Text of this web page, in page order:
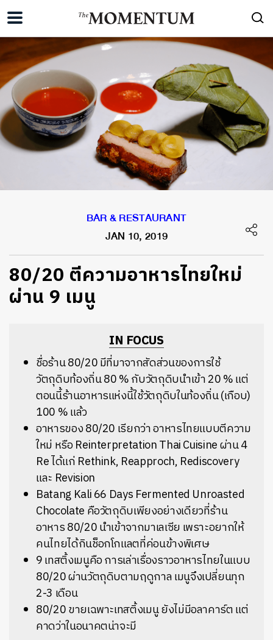
BAR & RESTAURANT
JAN 10, 2019
80/20 ตีความอาหารไทยใหม่
ผ่าน 9 เมนู
IN FOCUS
ชื่อร้าน 80/20 มีที่มาจากสัดส่วนของการใช้
วัตถุดิบท้องถิ่น 80 % กับวัตถุดิบนำเข้า 20 % แต่
ตอนนี้ร้านอาหารแห่งนี้ใช้วัตถุดิบในท้องถิ่น (เกือบ)
100 % แล้ว
อาหารของ 80/20 เรียกว่า อาหารไทยแบบตีความ
ใหม่ หรือ Reinterpretation Thai Cuisine ผ่าน 4
Re ได้แก่ Rethink, Reapproch, Rediscovery
และ Revision
Batang Kali 66 Days Fermented Unroasted
Chocolate คือวัตถุดิบเพียงอย่างเดียวที่ร้าน
อาหาร 80/20 นำเข้าจากมาเลเซีย เพราะอยากให้
คนไทยได้กินช็อกโกแลตที่ค่อนข้างพิเศษ
9 เทสติ้งเมนูคือ การเล่าเรื่องราวอาหารไทยในแบบ
80/20 ผ่านวัตถุดิบตามฤดูกาล เมนูจึงเปลี่ยนทุก
2-3 เดือน
80/20 ขายเฉพาะเทสติ้งเมนู ยังไม่มีอลาคาร์ต แต่
คาดว่าในอนาคตน่าจะมี